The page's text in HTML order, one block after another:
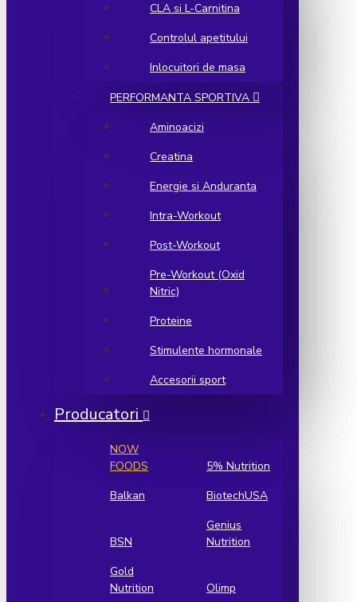
CLA si L-Carnitina
Controlul apetitului
Inlocuitori de masa
PERFORMANTA SPORTIVA
Aminoacizi
Creatina
Energie si Anduranta
Intra-Workout
Post-Workout
Pre-Workout (Oxid
Nitric)
Proteine
Stimulente hormonale
Accesorii sport
Producatori
NOW
FOODS
5% Nutrition
Balkan
BiotechUSA
BSN
Genius
Nutrition
Gold
Nutrition
Olimp